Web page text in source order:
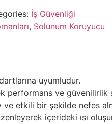
İş Güvenliği
, Solunum Koruyucu
uyumludur.
performans ve güvenilirlik
etkili bir şekilde nefes
içerideki ısı